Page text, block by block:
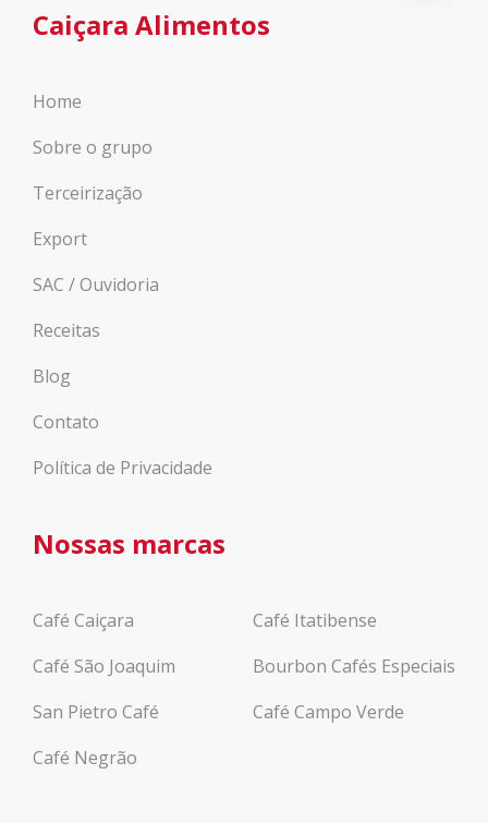
Caiçara Alimentos
Home
Sobre o grupo
Terceirização
Export
SAC / Ouvidoria
Receitas
Blog
Contato
Política de Privacidade
Nossas marcas
Café Caiçara
Café São Joaquim
San Pietro Café
Café Negrão
Café Itatibense
Bourbon Cafés Especiais
Café Campo Verde